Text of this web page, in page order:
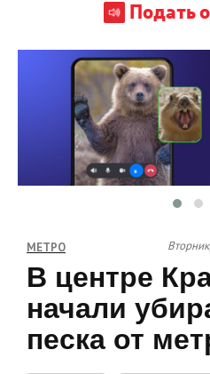
Подать
МЕТРО
В центре
начали
песка от